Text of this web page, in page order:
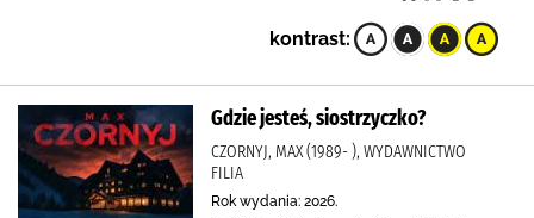
kontrast:
Gdzie jesteś, siostrzyczko?
CZORNYJ, MAX (1989- ), WYDAWNICTWO
FILIA
Rok wydania: 2026.